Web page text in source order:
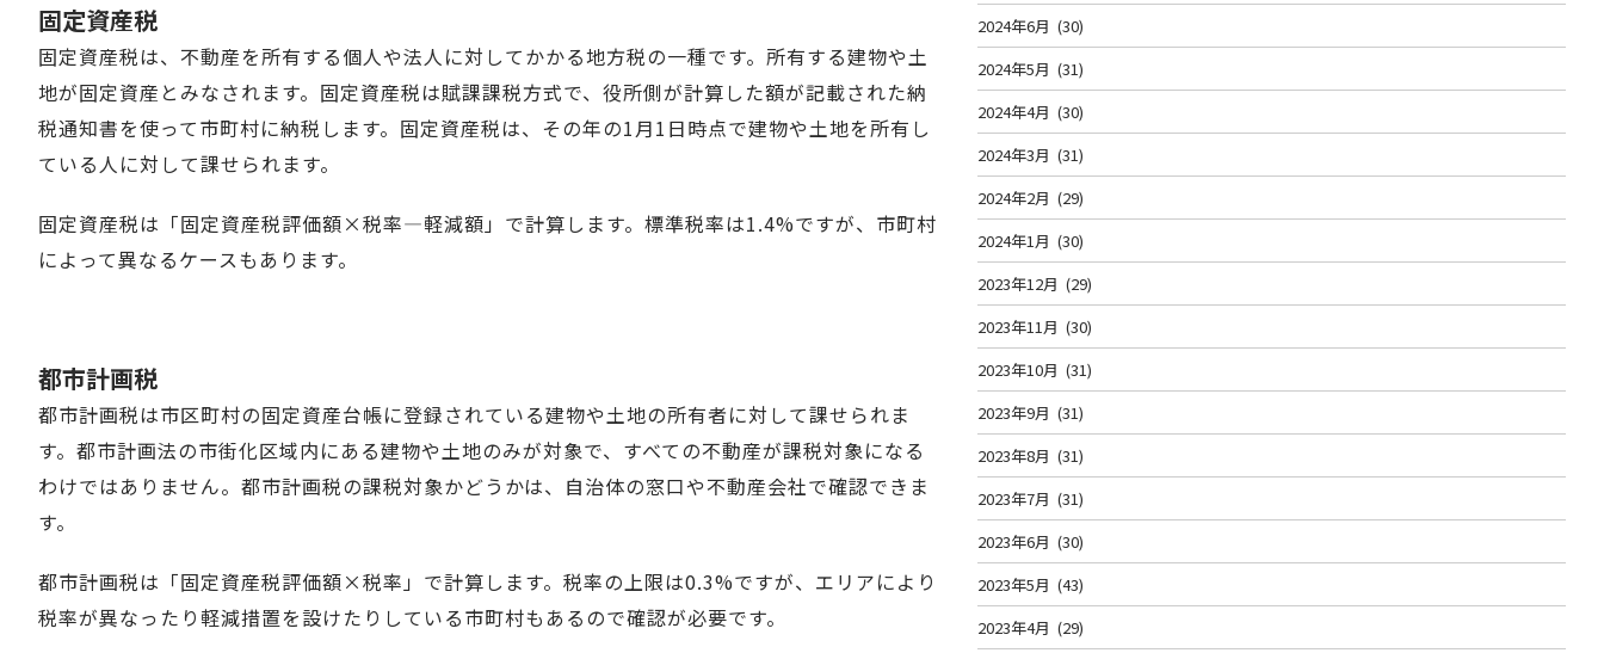
固定資産税
固定資産税は、不動産を所有する個人や法人に対してかかる地方税の一種です。所有する建物や土
地が固定資産とみなされます。固定資産税は賦課課税方式で、役所側が計算した額が記載された納
税通知書を使って市町村に納税します。固定資産税は、その年の1月1日時点で建物や土地を所有し
ている人に対して課せられます。
固定資産税は「固定資産税評価額×税率―軽減額」で計算します。標準税率は1.4%ですが、市町村
によって異なるケースもあります。
都市計画税
都市計画税は市区町村の固定資産台帳に登録されている建物や土地の所有者に対して課せられま
す。都市計画法の市街化区域内にある建物や土地のみが対象で、すべての不動産が課税対象になる
わけではありません。都市計画税の課税対象かどうかは、自治体の窓口や不動産会社で確認できま
す。
都市計画税は「固定資産税評価額×税率」で計算します。税率の上限は0.3%ですが、エリアにより
税率が異なったり軽減措置を設けたりしている市町村もあるので確認が必要です。
2024年6月 (30)
2024年5月 (31)
2024年4月 (30)
2024年3月 (31)
2024年2月 (29)
2024年1月 (30)
2023年12月 (29)
2023年11月 (30)
2023年10月 (31)
2023年9月 (31)
2023年8月 (31)
2023年7月 (31)
2023年6月 (30)
2023年5月 (43)
2023年4月 (29)